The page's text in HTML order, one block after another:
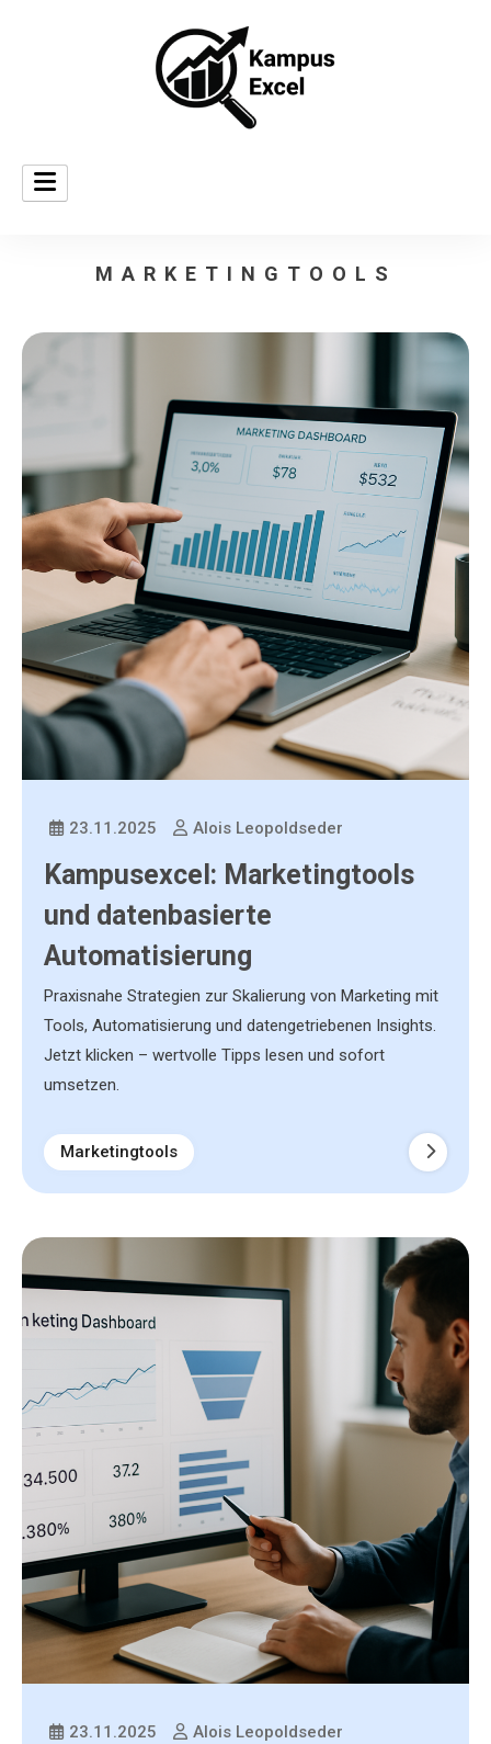
Kampus Excel
MARKETINGTOOLS
23.11.2025 Alois Leopoldseder
Kampusexcel: Marketingtools
und datenbasierte
Automatisierung
Praxisnahe Strategien zur Skalierung von Marketing mit
Tools, Automatisierung und datengetriebenen Insights.
Jetzt klicken – wertvolle Tipps lesen und sofort
umsetzen.
Marketingtools
23.11.2025 Alois Leopoldseder